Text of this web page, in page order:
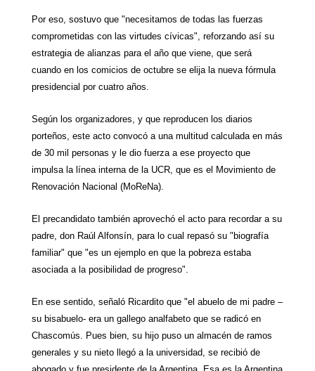
Por eso, sostuvo que "necesitamos de todas las fuerzas
comprometidas con las virtudes cívicas", reforzando así su
estrategia de alianzas para el año que viene, que será
cuando en los comicios de octubre se elija la nueva fórmula
presidencial por cuatro años.
Según los organizadores, y que reproducen los diarios
porteños, este acto convocó a una multitud calculada en más
de 30 mil personas y le dio fuerza a ese proyecto que
impulsa la línea interna de la UCR, que es el Movimiento de
Renovación Nacional (MoReNa).
El precandidato también aprovechó el acto para recordar a su
padre, don Raúl Alfonsín, para lo cual repasó su "biografía
familiar" que "es un ejemplo en que la pobreza estaba
asociada a la posibilidad de progreso".
En ese sentido, señaló Ricardito que "el abuelo de mi padre –
su bisabuelo- era un gallego analfabeto que se radicó en
Chascomús. Pues bien, su hijo puso un almacén de ramos
generales y su nieto llegó a la universidad, se recibió de